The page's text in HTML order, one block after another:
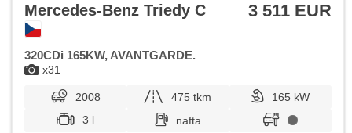
x31
Mercedes-Benz Triedy C 3 511 EUR
320CDi 165KW, AVANTGARDE.
2008 475 tkm
165 kW
3 l
nafta